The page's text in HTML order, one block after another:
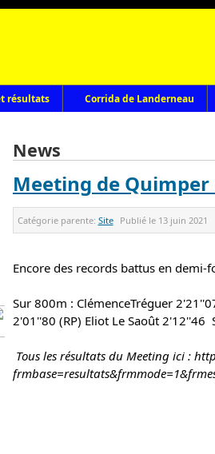
résultats Corrida de Landerneau
News
Meeting de Quimper
Catégorie parente: Site Publié le 13 juin 2021
Encore des records battus en demi-
Sur 800m : ClémenceTréguer
2'01''80 (RP) Eliot Le Saoût 2'12''46
Tous les résultats du Meeting ici :